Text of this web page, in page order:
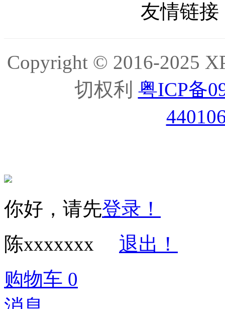
友情链
Copyright © 2016-2025
切权利 粤ICP备
你好，请先登录！
陈xxxxxxx
退出！
购物车 0